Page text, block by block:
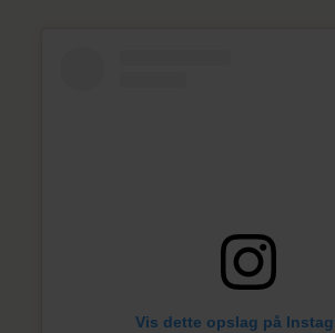
Vis dette opslag på